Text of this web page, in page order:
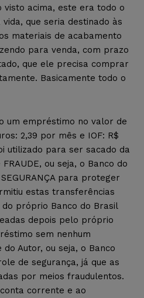
acima, este era todo o
que seria destinado às
materiais de acabamento
para venda, com prazo
que ele precisa comprar
Basicamente todo o
um empréstimo no valor de
2,39 por mês e IOF: R$
utilizado para ser sacado da
ou seja, o Banco do
para proteger
estas transferências
próprio Banco do Brasil
depois pelo próprio
sem nenhum
Autor, ou seja, o Banco
de segurança, já que as
por meios fraudulentos.
corrente e ao